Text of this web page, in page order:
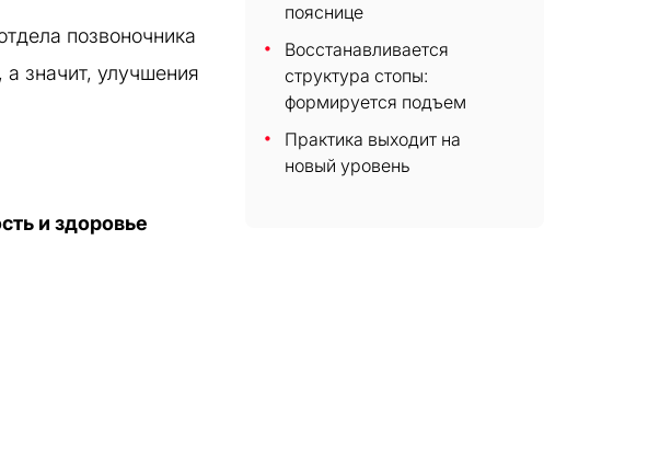
позвоночника
значит, улучшения
и здоровье
пояснице
Восстанавливается
структура стопы:
формируется подъем
Практика выходит на
новый уровень